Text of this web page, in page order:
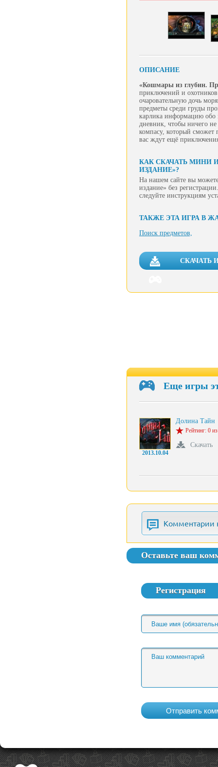
ОПИСАНИЕ
«Кошмары из глубин.
приключений и
очаровательную дочь
предметы среди груды
карлика информацию обо
дневник, чтобы ничего не
компасу, который сможет
вас ждут ещё
КАК СКАЧАТЬ МИНИ
ИЗДАНИЕ»?
На нашем сайте вы
издание» без
следуйте инструкциям
ТАКЖЕ ЭТА ИГРА В
Поиск предметов,
СКАЧАТЬ
Еще игры
2013.10.04
Долина Тайн
Рейтинг: 0
Скачать
Комментарии
Оставьте ваш
Регистрация